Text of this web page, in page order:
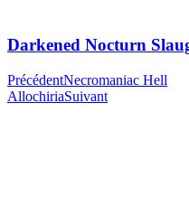
Darkened Nocturn
PrécédentNecromaniac Hell
AllochiriaSuivant